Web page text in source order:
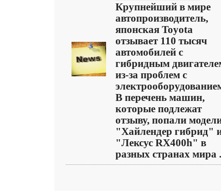
Крупнейший в мире
автопроизводитель,
японская Toyota
отзывает 110 тысяч
автомобилей с
гибридным
из-за проблем с
В перечень машин,
которые подлежат
отзыву, попали
"Хайлендер гибрид"
"Лексус RX400h" в
разных странах мира